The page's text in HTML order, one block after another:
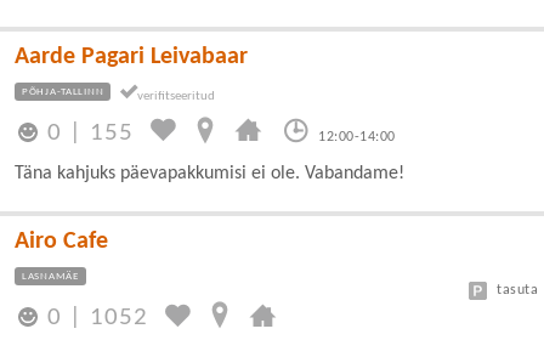
Aarde Pagari Leivabaar
PÕHJA-TALLINN
0 155 12:00-14:00
Täna kahjuks päevapakkumisi ei ole. Vabandame!
Airo Cafe
LASNAMÄE
0 1052
tasuta